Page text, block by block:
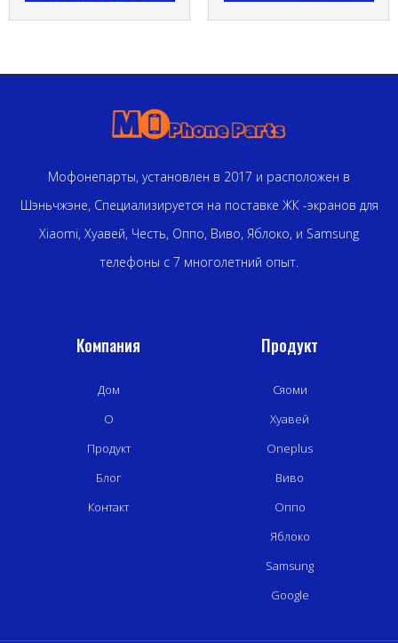
Мофонепарты, установлен в 2017 и расположен в
Шэньчжэне, Специализируется на поставке ЖК -экранов для
Xiaomi, Хуавей, Честь, Оппо, Виво, Яблоко, и Samsung
телефоны с 7 многолетний опыт.
Компания
Дом
О
Продукт
Блог
Контакт
Продукт
Сяоми
Хуавей
Oneplus
Виво
Оппо
Яблоко
Samsung
Google